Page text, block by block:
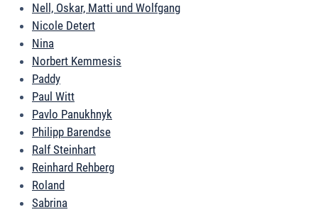
Nell, Oskar, Matti und Wolfgang
Nicole Detert
Nina
Norbert Kemmesis
Paddy
Paul Witt
Pavlo Panukhnyk
Philipp Barendse
Ralf Steinhart
Reinhard Rehberg
Roland
Sabrina